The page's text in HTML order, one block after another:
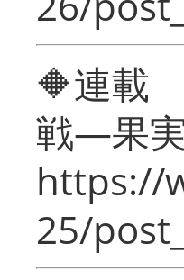
🔶連載
戦―果
https://
25/